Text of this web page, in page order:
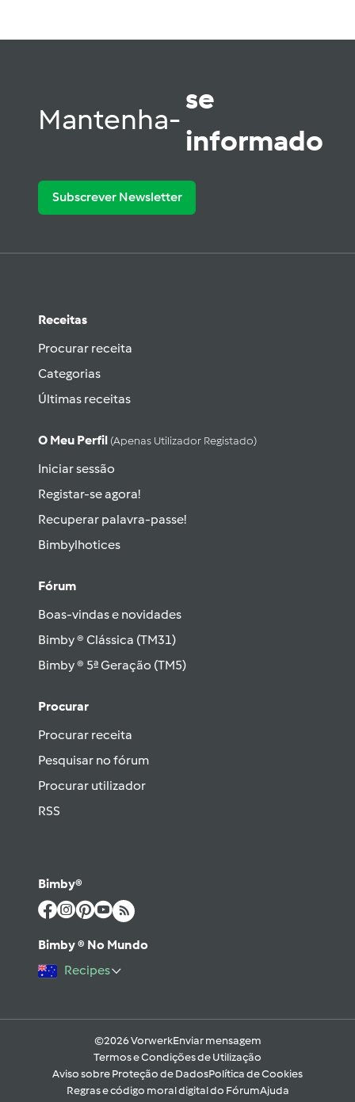
Mantenha-
se
informado
Subscrever Newsletter
Receitas
Procurar receita
Categorias
Últimas receitas
O Meu Perfil (apenas Utilizador Registado)
Iniciar sessão
Registar-se agora!
Recuperar palavra-passe!
Bimbylhotices
Fórum
Boas-vindas e novidades
Bimby ® Clássica (TM31)
Bimby ® 5ª Geração (TM5)
Procurar
Procurar receita
Pesquisar no fórum
Procurar utilizador
RSS
Bimby®
Bimby ® No Mundo
Recipes
©2026 VorwerkEnviar mensagem
Termos e Condições de Utilização
Aviso sobre Proteção de DadosPolítica de Cookies
Regras e código moral digital do FórumAjuda